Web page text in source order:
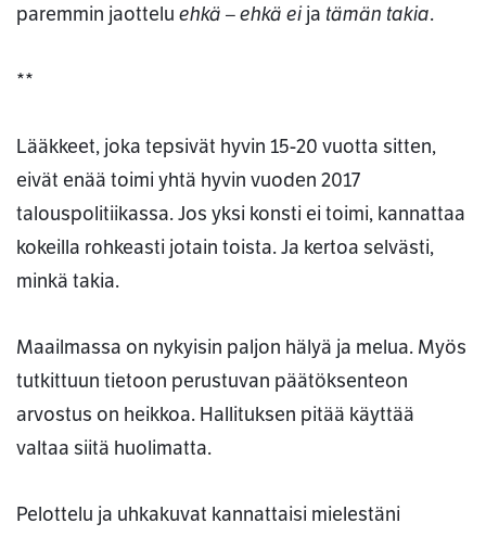
paremmin jaottelu ehkä – ehkä eija tämän takia.
**
Lääkkeet, joka tepsivät hyvin 15-20 vuotta sitten,
eivät enää toimi yhtä hyvin vuoden 2017
talouspolitiikassa. Jos yksi konsti ei toimi, kannattaa
kokeilla rohkeasti jotain toista. Ja kertoa selvästi,
minkä takia.
Maailmassa on nykyisin paljon hälyä ja melua. Myös
tutkittuun tietoon perustuvan päätöksenteon
arvostus on heikkoa. Hallituksen pitää käyttää
valtaa siitä huolimatta.
Pelottelu ja uhkakuvat kannattaisi mielestäni